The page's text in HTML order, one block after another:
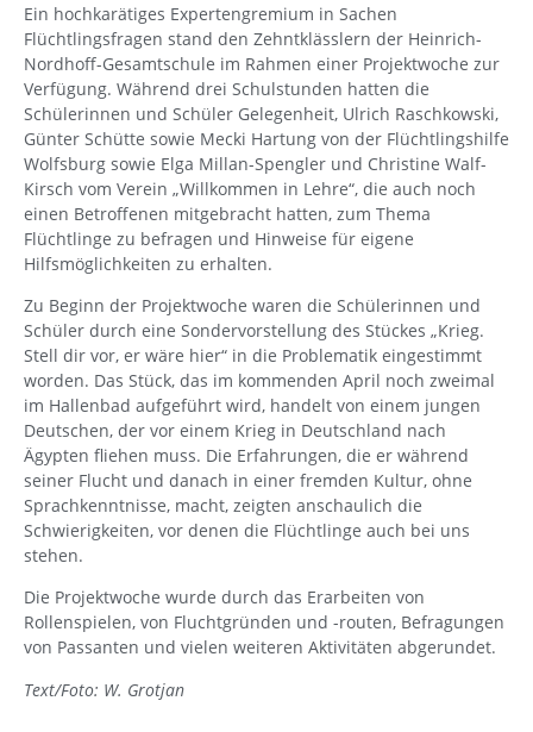
Ein hochkarätiges Expertengremium in Sachen
Flüchtlingsfragen stand den Zehntklässlern der Heinrich-
Nordhoff-Gesamtschule im Rahmen einer Projektwoche zur
Verfügung. Während drei Schulstunden hatten die
Schülerinnen und Schüler Gelegenheit, Ulrich Raschkowski,
Günter Schütte sowie Mecki Hartung von der Flüchtlingshilfe
Wolfsburg sowie Elga Millan-Spengler und Christine Walf-
Kirsch vom Verein „Willkommen in Lehre“, die auch noch
einen Betroffenen mitgebracht hatten, zum Thema
Flüchtlinge zu befragen und Hinweise für eigene
Hilfsmöglichkeiten zu erhalten.
Zu Beginn der Projektwoche waren die Schülerinnen und
Schüler durch eine Sondervorstellung des Stückes „Krieg.
Stell dir vor, er wäre hier“ in die Problematik eingestimmt
worden. Das Stück, das im kommenden April noch zweimal
im Hallenbad aufgeführt wird, handelt von einem jungen
Deutschen, der vor einem Krieg in Deutschland nach
Ägypten fliehen muss. Die Erfahrungen, die er während
seiner Flucht und danach in einer fremden Kultur, ohne
Sprachkenntnisse, macht, zeigten anschaulich die
Schwierigkeiten, vor denen die Flüchtlinge auch bei uns
stehen.
Die Projektwoche wurde durch das Erarbeiten von
Rollenspielen, von Fluchtgründen und -routen, Befragungen
von Passanten und vielen weiteren Aktivitäten abgerundet.
Text/Foto: W. Grotjan